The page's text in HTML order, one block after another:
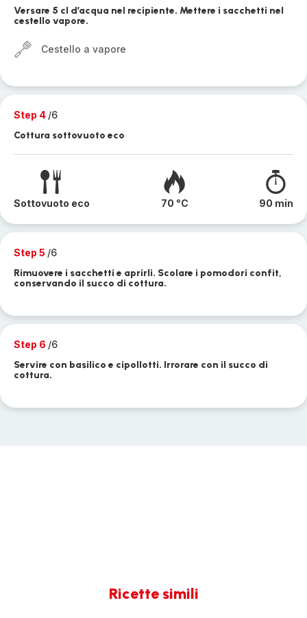
Versare 5 cl d’acqua nel recipiente. Mettere i sacchetti nel
cestello vapore.
Cestello a vapore
Step 4 /6
Cottura sottovuoto eco
Sottovuoto eco 70 °C 90 min
Step 5 /6
Rimuovere i sacchetti e aprirli. Scolare i pomodori confit,
conservando il succo di cottura.
Step 6 /6
Servire con basilico e cipollotti. Irrorare con il succo di
cottura.
Ricette simili